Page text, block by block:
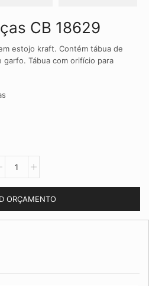
CB 18629
estojo kraft. Contém tábua de
Tábua com orifício para
ORÇAMENTO